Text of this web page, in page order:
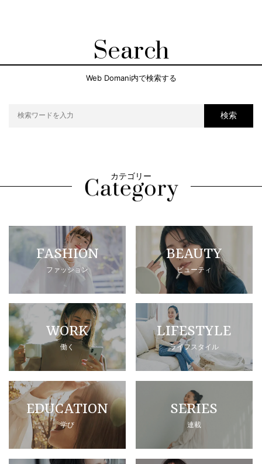
Search
Web Domani内で検索する
検索
カテゴリー
FASHION
ファッション
BEAUTY
ビューティ
WORK
働く
LIFESTYLE
ライフスタイル
EDUCATION
学び
SERIES
連載